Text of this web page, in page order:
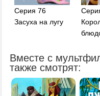
Серия 76
Засуха на лугу
Вместе с
также смотрят: